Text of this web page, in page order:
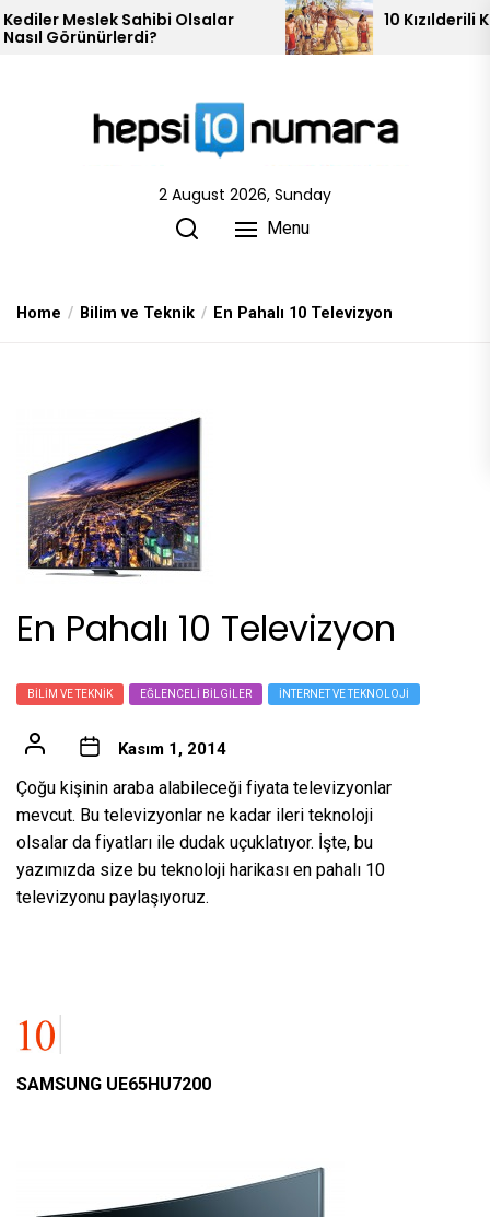
Skip
to
Olsalar 10 Kızılderili Kabilesi
2 August 2026, Sunday
Menu
Home Bilim ve Teknik En Pahalı 10 Televizyon
En Pahalı 10 Televizyon
BILIM VE TEKNIK EĞLENCELI BILGILER İNTERNET VE TEKNOLOJI
Kasım 1, 2014
Çoğu kişinin araba alabileceği fiyata televizyonlar
mevcut. Bu televizyonlar ne kadar ileri teknoloji
olsalar da fiyatları ile dudak uçuklatıyor. İşte, bu
yazımızda size bu teknoloji harikası en pahalı 10
televizyonu paylaşıyoruz.
SAMSUNG UE65HU7200